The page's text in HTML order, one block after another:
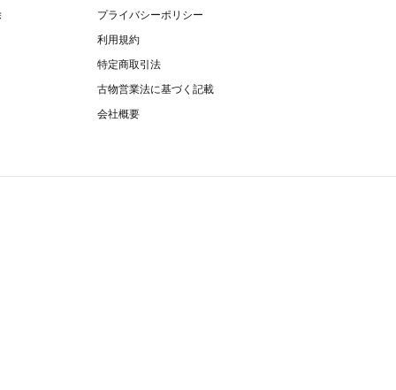
プライバシーポリシー
利用規約
特定商取引法
古物営業法に基づく記載
会社概要